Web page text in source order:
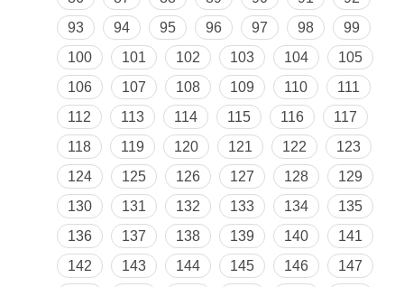
93
94 95 96 97 98
99
100
101 102 103 104
105
106
107 108 109 110
111
112
113 114 115 116
117
118
119 120 121 122
123
124
125 126 127 128
129
130
131 132 133 134
135
136
137 138 139 140
141
142
143 144 145 146
147